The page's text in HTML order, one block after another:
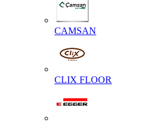
CAMSAN
CLIX FLOOR